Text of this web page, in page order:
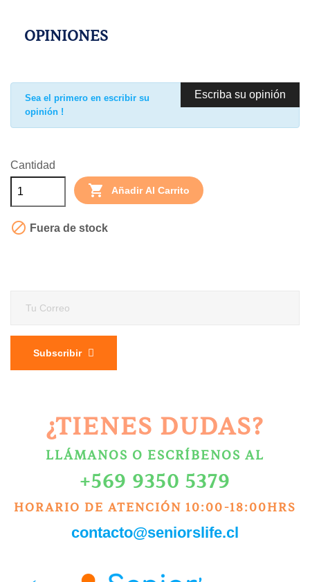
OPINIONES
Escriba su opinión
Sea el primero en escribir su
opinión !
Cantidad
 Añadir Al Carrito
 Fuera de stock
Subscribir
¿TIENES DUDAS?
LLÁMANOS O ESCRÍBENOS AL
+569 9350 5379
HORARIO DE ATENCIÓN 10:00-18:00HRS
contacto@seniorslife.cl